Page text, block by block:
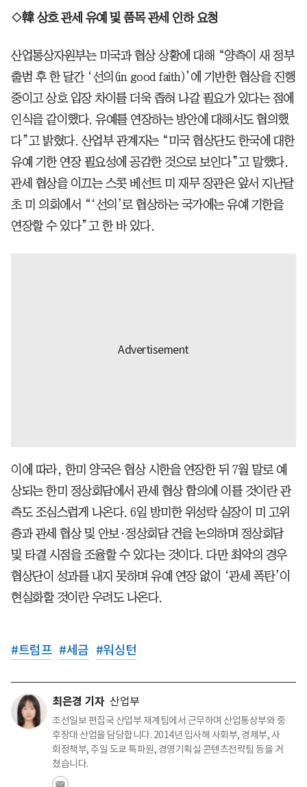
◇韓 상호 관세 유예 및 품목 관세 인하 요청
산업통상자원부는 미국과 협상 상황에 대해 “양측이 새 정부
출범 후 한 달간 ‘선의(in good faith)’에 기반한 협상을 진행
중이고 상호 입장 차이를 더욱 좁혀 나갈 필요가 있다는 점에
인식을 같이했다. 유예를 연장하는 방안에 대해서도 협의했
다”고 밝혔다. 산업부 관계자는 “미국 협상단도 한국에 대한
유예 기한 연장 필요성에 공감한 것으로 보인다”고 말했다.
관세 협상을 이끄는 스콧 베선트 미 재무 장관은 앞서 지난달
초 미 의회에서 “‘선의’로 협상하는 국가에는 유예 기한을
연장할 수 있다”고 한 바 있다.
이에 따라, 한미 양국은 협상 시한을 연장한 뒤 7월 말로 예
상되는 한미 정상회담에서 관세 협상 합의에 이를 것이란 관
측도 조심스럽게 나온다. 6일 방미한 위성락 실장이 미 고위
층과 관세 협상 및 안보·정상회담 건을 논의하며 정상회담
및 타결 시점을 조율할 수 있다는 것이다. 다만 최악의 경우
협상단이 성과를 내지 못하며 유예 연장 없이 ‘관세 폭탄’이
현실화할 것이란 우려도 나온다.
#트럼프 #세금 #워싱턴
최은경 기자 산업부
조선일보 편집국 산업부 재계팀에서 근무하며 산업통상부와 중
후장대 산업을 담당합니다. 2014년 입사해 사회부, 경제부, 사
회정책부, 주일 도쿄 특파원, 경영기획실 콘텐츠전략팀 등을 거
쳤습니다.